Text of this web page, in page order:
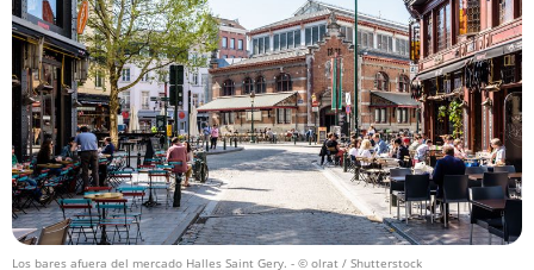
Los bares afuera del mercado Halles Saint Gery. - © olrat / Shutterstock